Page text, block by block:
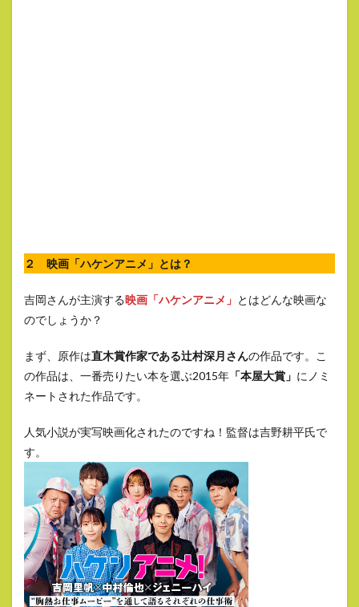
２ 映画「ハケンアニメ」とは？
吉岡さんが主演する映画「ハケンアニメ」 とはどんな映画な
のでしょうか？
まず、原作は直木賞作家である辻村深月さんの作品です。こ
の作品は、一番売りたい本を選ぶ2015年 「本屋大賞」 にノミ
ネートされた作品です。
人気小説が実写映画化されたのですね！監督は吉野耕平氏で
す。